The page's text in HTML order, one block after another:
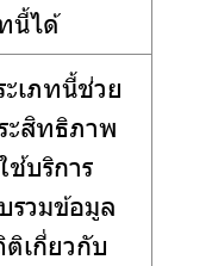
นี้ได้
เภทนี้ช่วย
ะสิทธิภาพ
ช้บริการ
รวมข้อมูล
เกี่ยวกับ